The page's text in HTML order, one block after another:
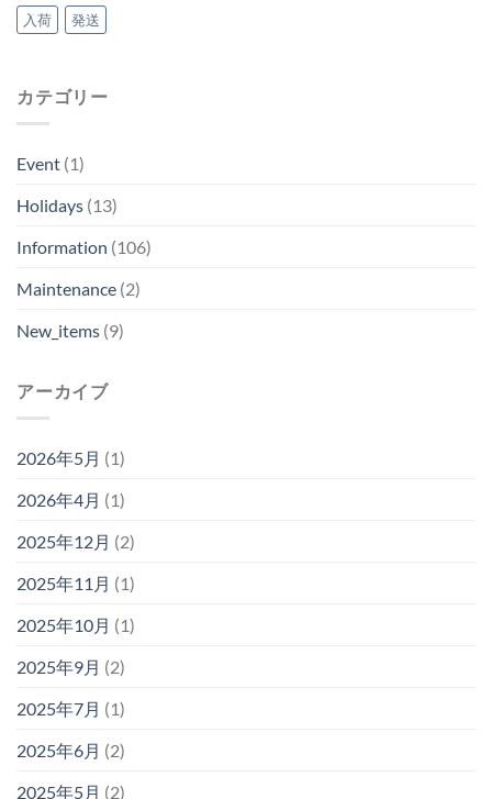
は
入荷 発送
カテゴリー
Event (1)
Holidays (13)
Information (106)
Maintenance (2)
New_items (9)
アーカイブ
2026年5月 (1)
2026年4月 (1)
2025年12月 (2)
2025年11月 (1)
2025年10月 (1)
2025年9月 (2)
2025年7月 (1)
2025年6月 (2)
2025年5月 (2)